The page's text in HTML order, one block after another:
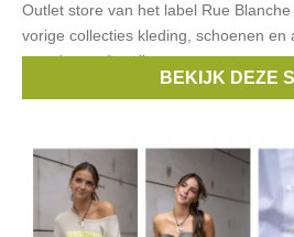
Outlet store van het label Rue
vorige collecties kleding, schoenen en
gereduceerde prijzen.
Rue BlancheBEKIJK DEZE